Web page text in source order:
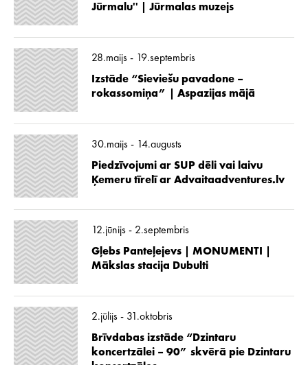
Jūrmalu'' | Jūrmalas muzejs
28.maijs - 19.septembris
Izstāde “Sieviešu pavadone –
rokassomiņa” | Aspazijas mājā
30.maijs - 14.augusts
Piedzīvojumi ar SUP dēli vai laivu
Ķemeru tīrelī ar Advaitaadventures.lv
12.jūnijs - 2.septembris
Gļebs Panteļejevs | MONUMENTI |
Mākslas stacija Dubulti
2.jūlijs - 31.oktobris
Brīvdabas izstāde “Dzintaru
koncertzālei – 90” skvērā pie Dzintaru